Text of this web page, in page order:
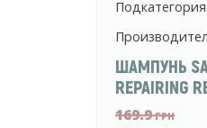
Подкатегория:
ШАМПУНЬ
REPAIRING
169.9ГРН